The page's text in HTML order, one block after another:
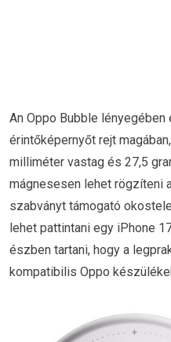
An Oppo Bubble lényegében
érintőképernyőt rejt
milliméter vastag és 27,5
mágnesesen lehet rögzíteni
szabványt támogató
lehet pattintani egy iPhone
észben tartani, hogy a
kompatibilis Oppo